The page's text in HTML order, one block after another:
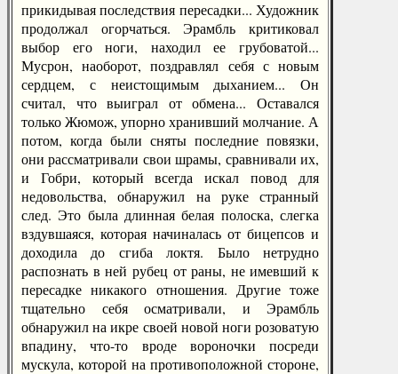
прикидывая последствия пересадки... Художник
продолжал огорчаться. Эрамбль критиковал
выбор его ноги, находил ее грубоватой...
Мусрон, наоборот, поздравлял себя с новым
сердцем, с неистощимым дыханием... Он
считал, что выиграл от обмена... Оставался
только Жюмож, упорно хранивший молчание. А
потом, когда были сняты последние повязки,
они рассматривали свои шрамы, сравнивали их,
и Гобри, который всегда искал повод для
недовольства, обнаружил на руке странный
след. Это была длинная белая полоска, слегка
вздувшаяся, которая начиналась от бицепсов и
доходила до сгиба локтя. Было нетрудно
распознать в ней рубец от раны, не имевший к
пересадке никакого отношения. Другие тоже
тщательно себя осматривали, и Эрамбль
обнаружил на икре своей новой ноги розоватую
впадину, что-то вроде вороночки посреди
мускула, которой на противоположной стороне,